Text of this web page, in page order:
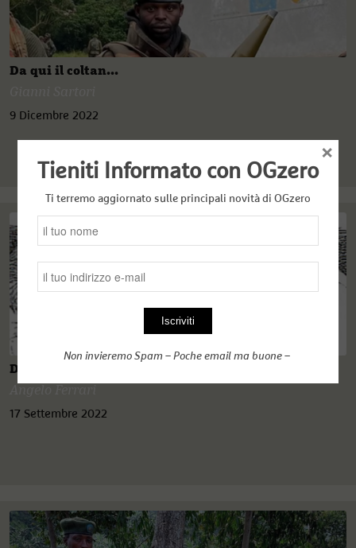
Da qui il coltan...
9 Dicembre 2022
Dalla Perestrojka al Commonwealth in Africa
17 Settembre 2022
Tieniti Informato con OGzero
Ti terremo aggiornato sulle principali novità di OGzero
Non invieremo Spam – Poche email ma buone –
×